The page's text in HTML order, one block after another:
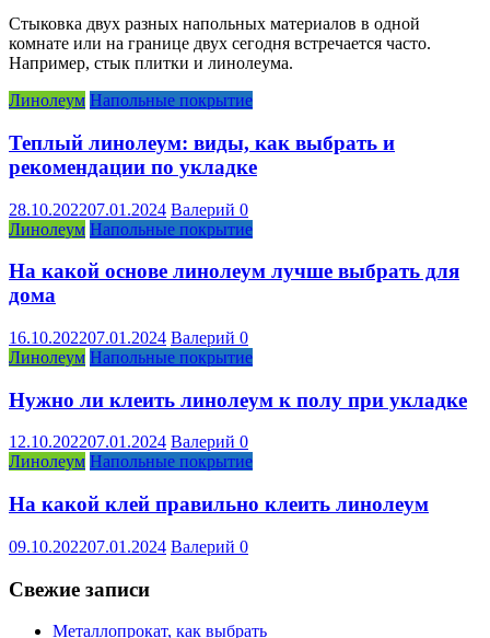
Стыковка двух разных напольных материалов в одной
комнате или на границе двух сегодня встречается часто.
Например, стык плитки и линолеума.
Линолеум Напольные покрытие
Теплый линолеум: виды, как выбрать и
рекомендации по укладке
28.10.202207.01.2024 Валерий 0
Линолеум Напольные покрытие
На какой основе линолеум лучше выбрать для
дома
16.10.202207.01.2024 Валерий 0
Линолеум Напольные покрытие
Нужно ли клеить линолеум к полу при укладке
12.10.202207.01.2024 Валерий 0
Линолеум Напольные покрытие
На какой клей правильно клеить линолеум
09.10.202207.01.2024 Валерий 0
Свежие записи
Металлопрокат, как выбрать